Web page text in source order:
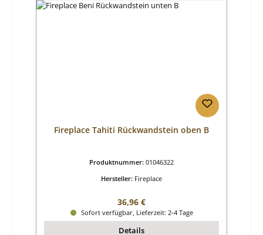
Fireplace Tahiti Rückwandstein oben B
Produktnummer: 01046322
Hersteller: Fireplace
Regulärer Preis:
36,96 €
Sofort verfügbar, Lieferzeit: 2-4 Tage
Details